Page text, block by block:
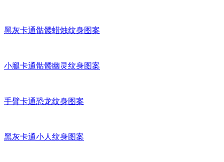
黑灰卡通骷髅蜡烛纹身图案
小腿卡通骷髅幽灵纹身图案
手臂卡通恐龙纹身图案
黑灰卡通小人纹身图案